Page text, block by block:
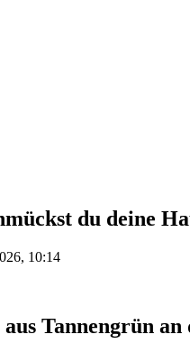
du deine
10:14
Tannengrün